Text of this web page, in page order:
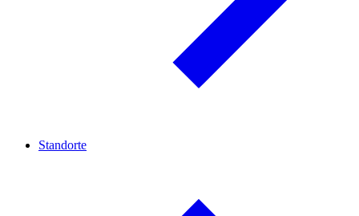
Standorte